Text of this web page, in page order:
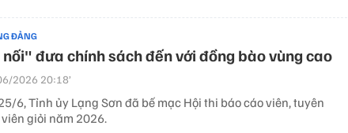
ĐẢNG
đưa chính sách đến với đồng bào vùng cao
2026 20:18’
6, Tỉnh ủy Lạng Sơn đã bế mạc Hội thi báo cáo viên, tuyên
giỏi năm 2026.